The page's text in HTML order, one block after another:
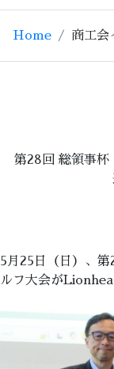
Home 商工会
第28回 総領事杯
5月25日（日）、
ルフ大会が